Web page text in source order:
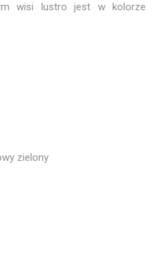
wisi lustro jest w kolorze
zielony